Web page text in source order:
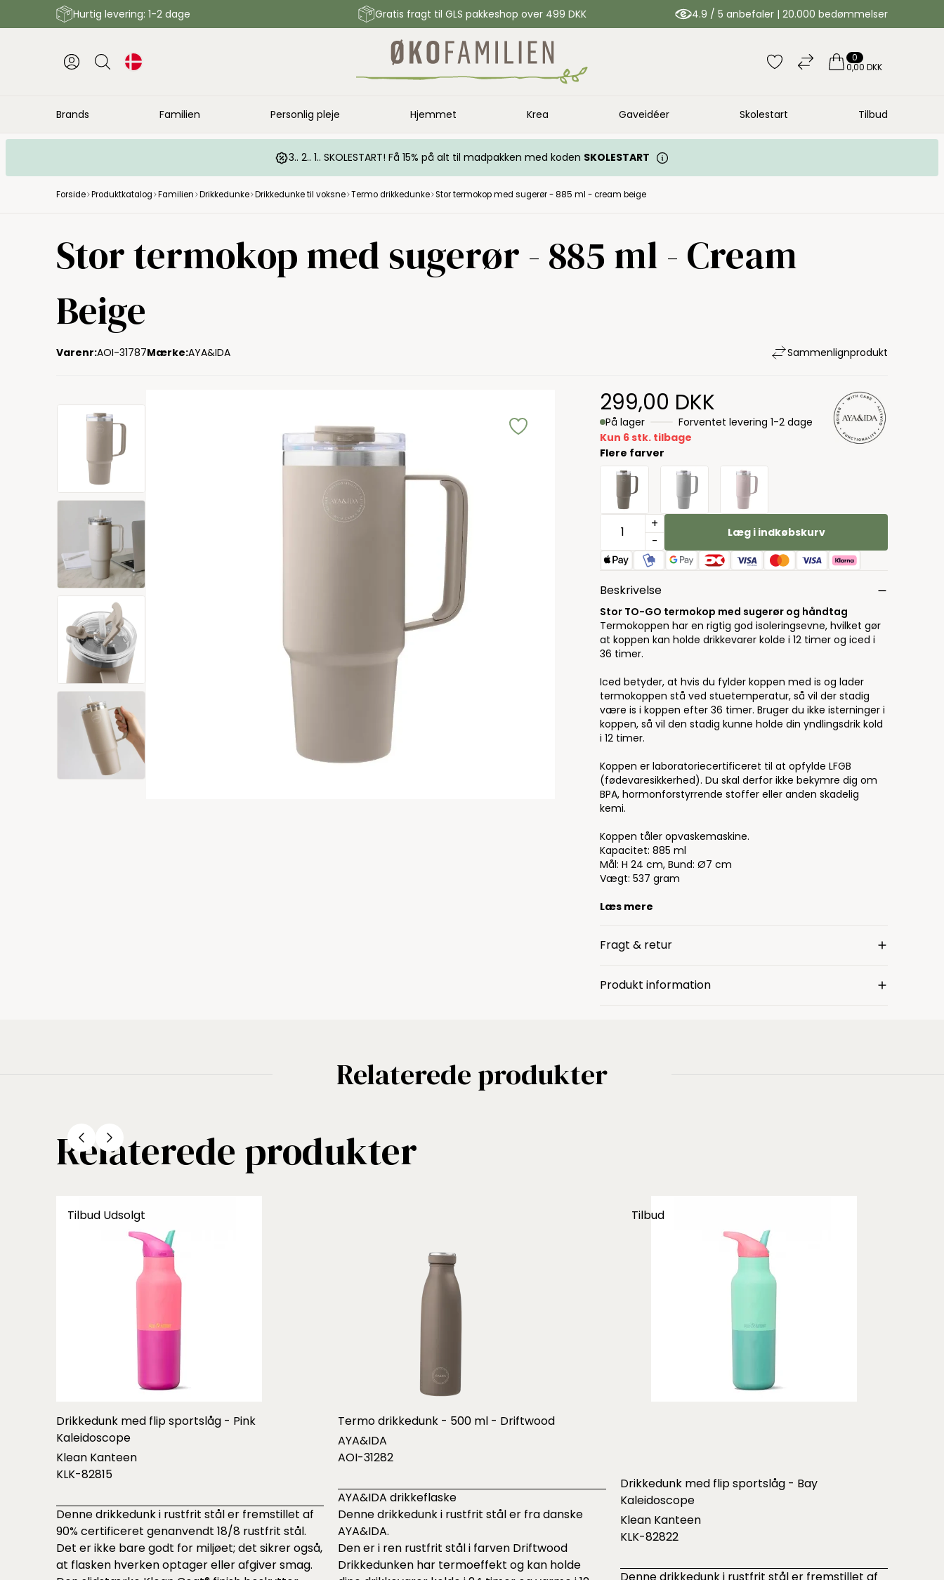
Hurtig levering: 1-2 dage Gratis fragt til GLS pakkeshop over 499 DKK 4.9 / 5 anbefaler | 20.000 bedømmelser
0
0,00 DKK
Brands Familien Personlig pleje Hjemmet Krea Gaveidéer Skolestart Tilbud
3.. 2.. 1.. SKOLESTART! Få 15% på alt til madpakken med koden SKOLESTART
Forside Produktkatalog Familien Drikkedunke Drikkedunke til voksne Termo drikkedunke Stor termokop med sugerør - 885 ml - cream beige
Stor termokop med sugerør - 885 ml - Cream
Beige
Varenr:AOI-31787Mærke:AYA&IDA Sammenlignprodukt
299,00 DKK
På lager
Forventet levering 1-2 dage
Kun 6 stk. tilbage
Flere farver
+
-
Læg i indkøbskurv
Beskrivelse
Stor TO-GO termokop med sugerør og håndtag
Termokoppen har en rigtig god isoleringsevne, hvilket gør
at koppen kan holde drikkevarer kolde i 12 timer og iced i
36 timer.
Iced betyder, at hvis du fylder koppen med is og lader
termokoppen stå ved stuetemperatur, så vil der stadig
være is i koppen efter 36 timer. Bruger du ikke isterninger i
koppen, så vil den stadig kunne holde din yndlingsdrik kold
i 12 timer.
Koppen er laboratoriecertificeret til at opfylde LFGB
(fødevaresikkerhed). Du skal derfor ikke bekymre dig om
BPA, hormonforstyrrende stoffer eller anden skadelig
kemi.
Koppen tåler opvaskemaskine.
Kapacitet: 885 ml
Mål: H 24 cm, Bund: Ø7 cm
Vægt: 537 gram
Læs mere
Fragt & retur
Produkt information
Relaterede produkter
Relaterede produkter
Tilbud Udsolgt
Drikkedunk med flip sportslåg - Pink
Kaleidoscope
Klean Kanteen
KLK-82815
Denne drikkedunk i rustfrit stål er fremstillet af
90% certificeret genanvendt 18/8 rustfrit stål.
Det er ikke bare godt for miljøet; det sikrer også,
at flasken hverken optager eller afgiver smag.
Termo drikkedunk - 500 ml - Driftwood
AYA&IDA
AOI-31282
AYA&IDA drikkeflaske
Denne drikkedunk i rustfrit stål er fra danske
AYA&IDA.
Den er i ren rustfrit stål i farven Driftwood
Drikkedunken har termoeffekt og kan holde
Tilbud
Drikkedunk med flip sportslåg - Bay
Kaleidoscope
Klean Kanteen
KLK-82822
Denne drikkedunk i rustfrit stål er fremstillet af